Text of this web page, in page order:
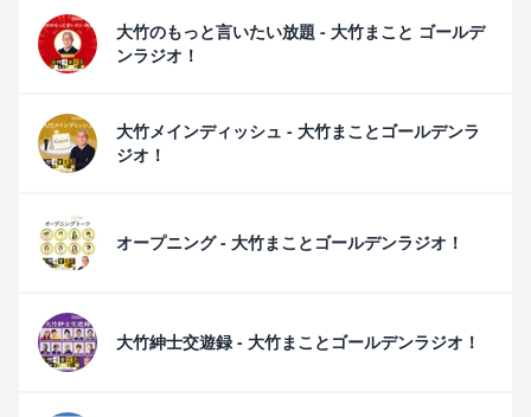
大竹のもっと言いたい放題 - 大竹まこと ゴールデ
ンラジオ！
大竹メインディッシュ - 大竹まことゴールデンラ
ジオ！
オープニング - 大竹まことゴールデンラジオ！
大竹紳士交遊録 - 大竹まことゴールデンラジオ！